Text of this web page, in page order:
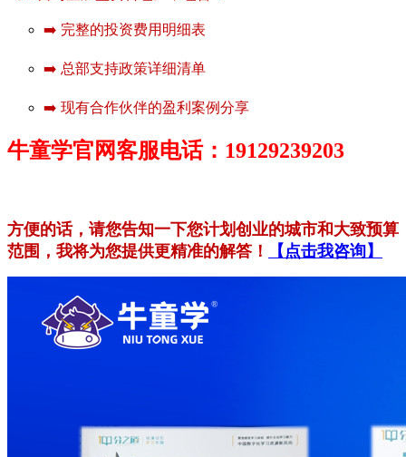
➡️ 完整的投资费用明细表
➡️ 总部支持政策详细清单
➡️ 现有合作伙伴的盈利案例分享
牛童学官网客服电话：19129239203
方便的话，请您告知一下您计划创业的城市和大致预算
范围，我将为您提供更精准的解答！
【点击我咨询】